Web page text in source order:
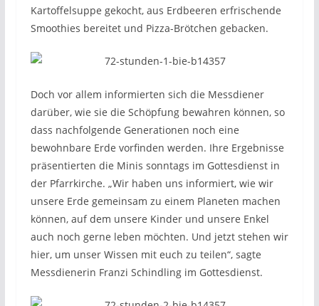
Kartoffelsuppe gekocht, aus Erdbeeren erfrischende
Smoothies bereitet und Pizza-Brötchen gebacken.
Doch vor allem informierten sich die Messdiener
darüber, wie sie die Schöpfung bewahren können, so
dass nachfolgende Generationen noch eine
bewohnbare Erde vorfinden werden. Ihre Ergebnisse
präsentierten die Minis sonntags im Gottesdienst in
der Pfarrkirche. „Wir haben uns informiert, wie wir
unsere Erde gemeinsam zu einem Planeten machen
können, auf dem unsere Kinder und unsere Enkel
auch noch gerne leben möchten. Und jetzt stehen wir
hier, um unser Wissen mit euch zu teilen“, sagte
Messdienerin Franzi Schindling im Gottesdienst.